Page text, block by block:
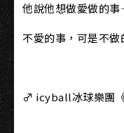
他說他想做愛做的
不愛的事，可是不做
♂️ icyball冰球樂團